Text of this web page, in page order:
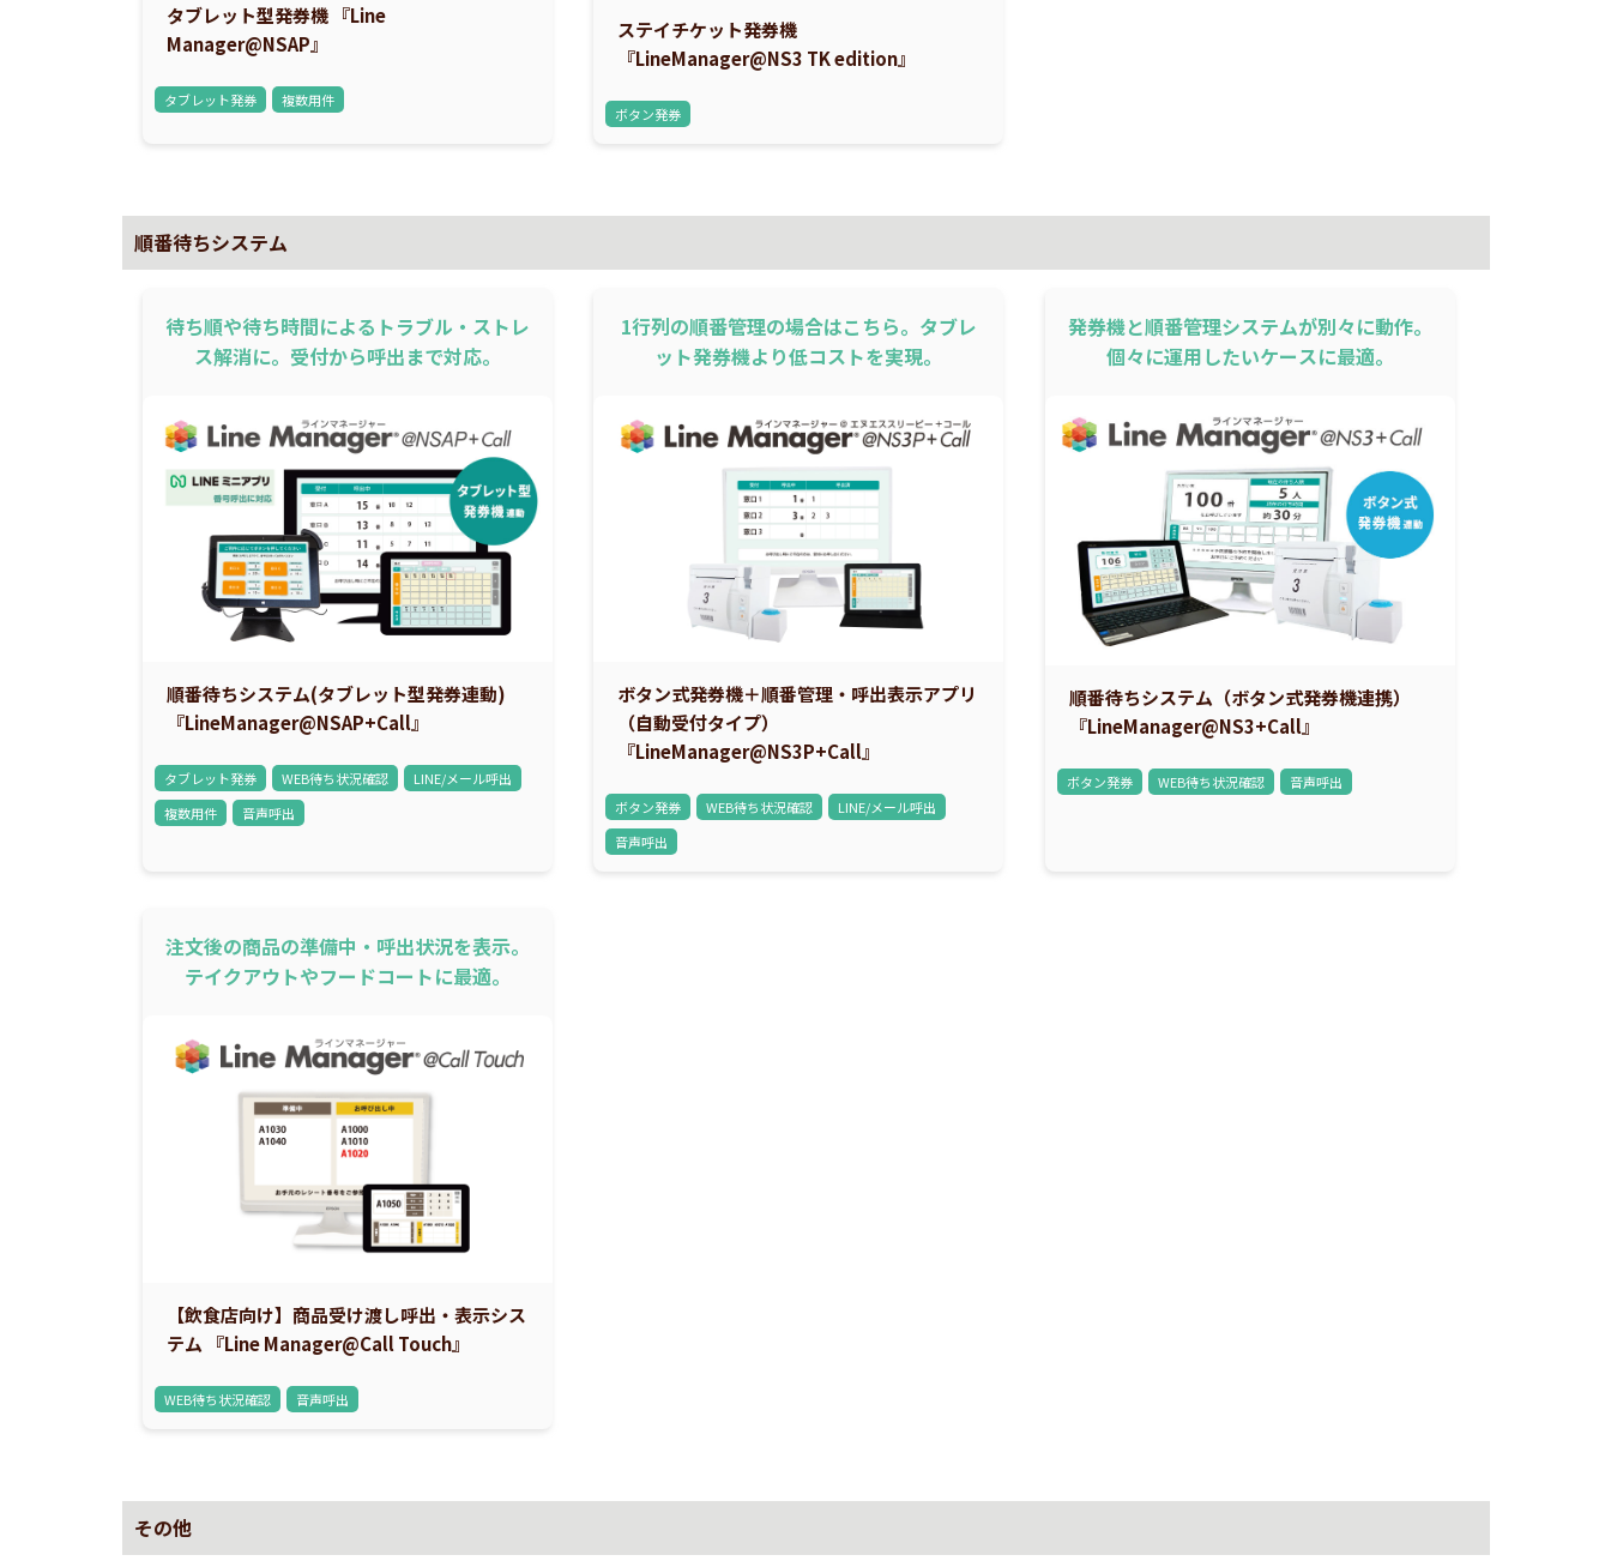
タブレット型発券機 『Line
Manager@NSAP』
タブレット発券 複数用件
ステイチケット発券機
『LineManager@NS3 TK edition』
ボタン発券
順番待ちシステム
待ち順や待ち時間によるトラブル・ストレ
ス解消に。受付から呼出まで対応。
順番待ちシステム(タブレット型発券連動)
『LineManager@NSAP+Call』
タブレット発券 WEB待ち状況確認
LINE/メール呼出
複数用件
音声呼出
1行列の順番管理の場合はこちら。タブレ
ット発券機より低コストを実現。
ボタン式発券機＋順番管理・呼出表示アプリ
（自動受付タイプ）
『LineManager@NS3P+Call』
ボタン発券 WEB待ち状況確認
LINE/メール呼出
音声呼出
発券機と順番管理システムが別々に動作。
個々に運用したいケースに最適。
順番待ちシステム（ボタン式発券機連携）
『LineManager@NS3+Call』
ボタン発券 WEB待ち状況確認 音声呼出
注文後の商品の準備中・呼出状況を表示。
テイクアウトやフードコートに最適。
【飲食店向け】商品受け渡し呼出・表示シス
テム 『Line Manager@Call Touch』
WEB待ち状況確認 音声呼出
その他